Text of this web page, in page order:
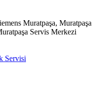
Muratpaşa, Muratpaşa
Servis Merkezi
Servisi